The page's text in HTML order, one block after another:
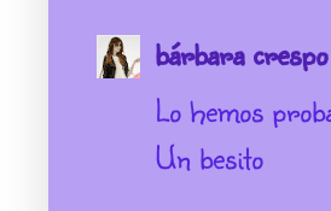
bárbara crespo
Lo hemos
Un besito